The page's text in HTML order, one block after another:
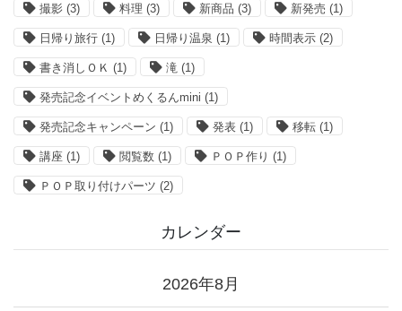
撮影 (3) 料理 (3) 新商品 (3) 新発売 (1)
日帰り旅行 (1) 日帰り温泉 (1) 時間表示 (2)
書き消しＯＫ (1) 滝 (1)
発売記念イベントめくるんmini (1)
発売記念キャンペーン (1) 発表 (1) 移転 (1)
講座 (1) 閲覧数 (1) ＰＯＰ作り (1)
ＰＯＰ取り付けパーツ (2)
カレンダー
2026年8月